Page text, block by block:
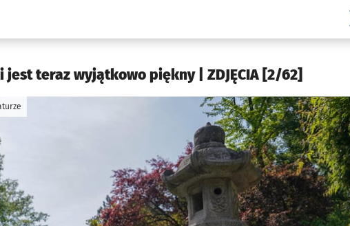
we Wrocławiu
jest teraz wyjątkowo piękny | ZDJĘCIA [2/62]